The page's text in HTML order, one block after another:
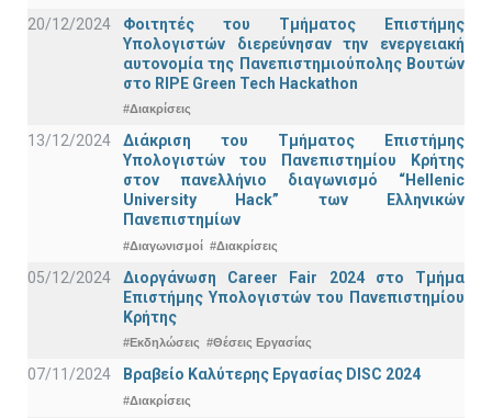
20/12/2024
Φοιτητές του Τμήματος Επιστήμης
Υπολογιστών διερεύνησαν την ενεργειακή
αυτονομία της Πανεπιστημιούπολης Βουτών
στο RIPE Green Tech Hackathon
#Διακρίσεις
13/12/2024
Διάκριση του Τμήματος Επιστήμης
Υπολογιστών του Πανεπιστημίου Κρήτης
στον πανελλήνιο διαγωνισμό “Hellenic
University Hack” των Ελληνικών
Πανεπιστημίων
#Διαγωνισμοί #Διακρίσεις
05/12/2024
Διοργάνωση Career Fair 2024 στο Τμήμα
Επιστήμης Υπολογιστών του Πανεπιστημίου
Κρήτης
#Εκδηλώσεις #Θέσεις Εργασίας
07/11/2024 Βραβείο Καλύτερης Εργασίας DISC 2024
#Διακρίσεις